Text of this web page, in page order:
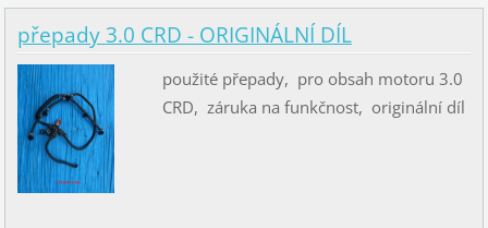
přepady 3.0 CRD - ORIGINÁLNÍ DÍL
použité přepady, pro obsah motoru 3.0
CRD, záruka na funkčnost, originální díl